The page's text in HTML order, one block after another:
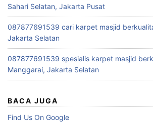
Sahari Selatan, Jakarta Pusat
087877691539 cari karpet masjid
Jakarta Selatan
087877691539 spesialis karpet masjid
Manggarai, Jakarta Selatan
BACA JUGA
Find Us On Google